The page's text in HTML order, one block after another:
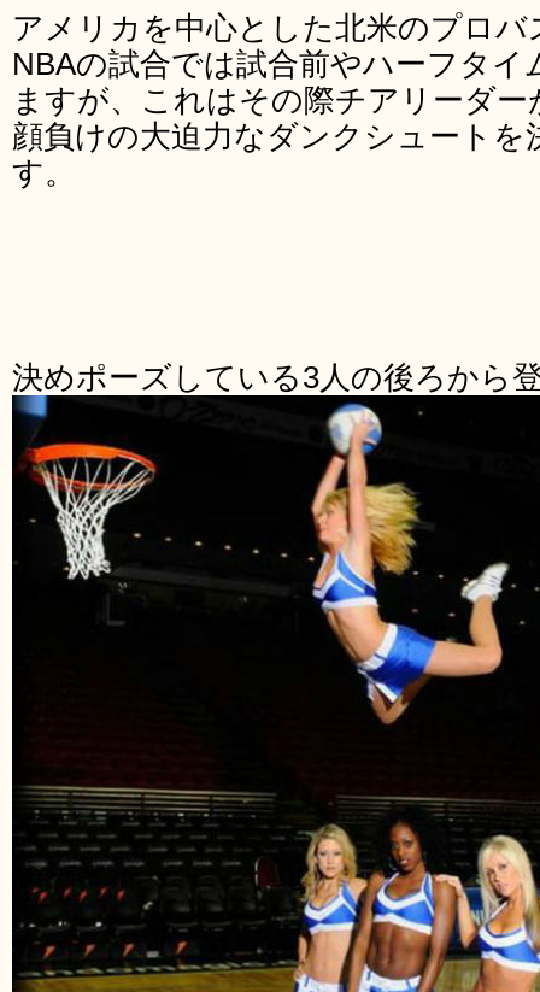
アメリカを中心とした北米のプロ
NBAの試合では試合前やハーフタ
ますが、これはその際チアリーダ
顔負けの大迫力なダンクシュート
す。
決めポーズしている3人の後ろから